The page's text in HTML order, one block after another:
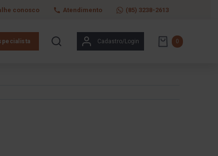
conosco Atendimento (85) 3238-2613
Cadastro/Login 0